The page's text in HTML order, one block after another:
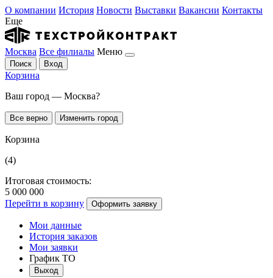
О компании История Новости Выставки Вакансии Контакты
Еще
Москва Все филиалы Меню
Поиск Вход
Корзина
Ваш город — Москва?
Все верно Изменить город
Корзина
(4)
Итоговая стоимость:
5 000 000
Перейти в корзину
Оформить заявку
Мои данные
История заказов
Мои заявки
График ТО
Выход